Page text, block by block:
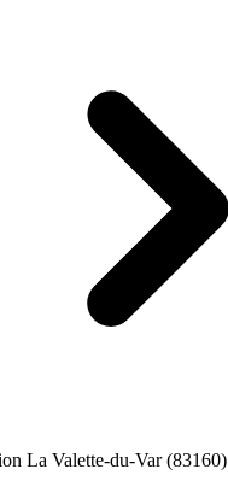
La Valette-du-Var (83160)